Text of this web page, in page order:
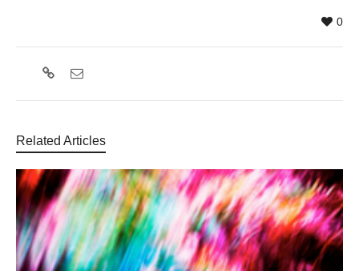
0
Related Articles